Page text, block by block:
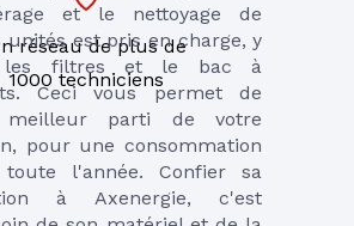
et le nettoyage de
unités est pris en charge, y
les filtres et le bac à
Ceci vous permet de
parti de votre
pour une consommation
toute l'année. Confier sa
à Axenergie, c'est
réseau de plus de
1000 techniciens